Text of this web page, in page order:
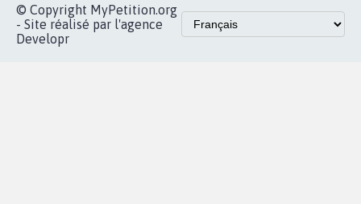
© Copyright MyPetition.org
- Site réalisé par l'agence
Developr